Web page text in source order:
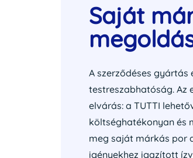
Saját
A szerződéses
testreszabhatóság. Az
elvárás: a TUTTI
költséghatékonyan és
meg saját márkás por
igényekhez igazított